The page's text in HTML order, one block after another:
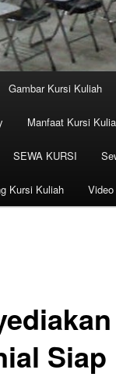
Gambar Kursi Kuliah
Manfaat Kursi
SEWA KURSI
Kursi Kuliah